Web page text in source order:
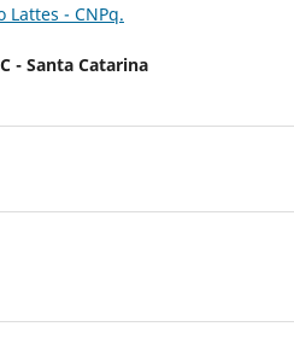
Lattes - CNPq.
- Santa Catarina